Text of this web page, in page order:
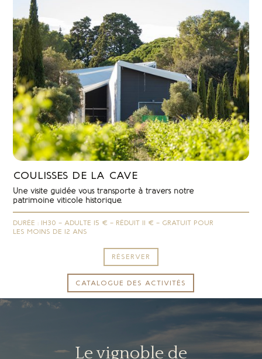
COULISSES DE LA CAVE
Une visite guidée vous transporte à travers notre
patrimoine viticole historique.
DURÉE : 1H30 – ADULTE 15 € – RÉDUIT 11 € – GRATUIT POUR
LES MOINS DE 12 ANS
RÉSERVER
CATALOGUE DES ACTIVITÉS
Le vignoble de